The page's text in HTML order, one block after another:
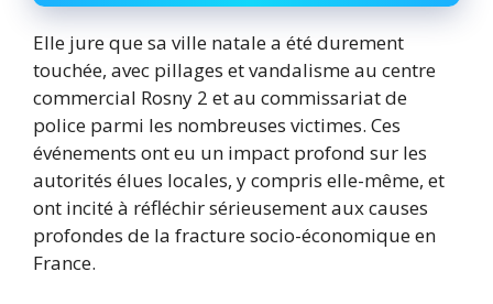
Elle jure que sa ville natale a été durement
touchée, avec pillages et vandalisme au centre
commercial Rosny 2 et au commissariat de
police parmi les nombreuses victimes. Ces
événements ont eu un impact profond sur les
autorités élues locales, y compris elle-même, et
ont incité à réfléchir sérieusement aux causes
profondes de la fracture socio-économique en
France.